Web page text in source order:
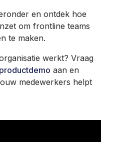
en ontdek hoe
om frontline teams
te maken.
werkt? Vraag
aan en
medewerkers helpt